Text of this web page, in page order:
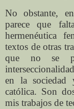
No obstante,
parece que
hermenéutica
textos de otras
que no se
en la sociedad
católica. Son
mis trabajos de